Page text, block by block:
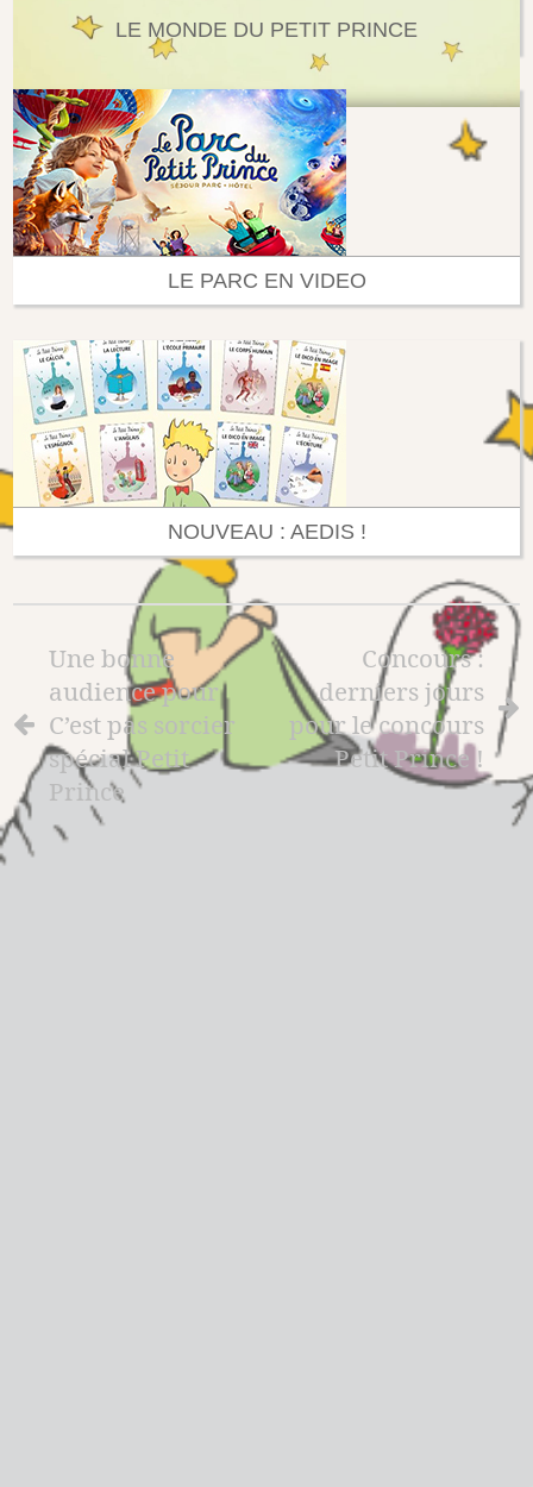
LE MONDE DU PETIT PRINCE
LE PARC EN VIDEO
NOUVEAU : AEDIS !
Une bonne
audience pour
C’est pas sorcier
spécial Petit
Prince
Concours :
derniers jours
pour le concours
Petit Prince !